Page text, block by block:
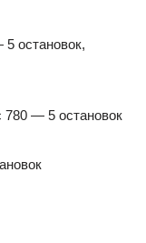
остановок,
780 — 5 остановок